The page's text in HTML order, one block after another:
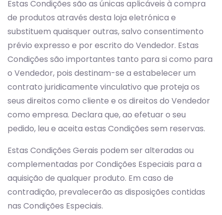
Estas Condições são as únicas aplicáveis à compra
de produtos através desta loja eletrónica e
substituem quaisquer outras, salvo consentimento
prévio expresso e por escrito do Vendedor. Estas
Condições são importantes tanto para si como para
o Vendedor, pois destinam-se a estabelecer um
contrato juridicamente vinculativo que proteja os
seus direitos como cliente e os direitos do Vendedor
como empresa. Declara que, ao efetuar o seu
pedido, leu e aceita estas Condições sem reservas.
Estas Condições Gerais podem ser alteradas ou
complementadas por Condições Especiais para a
aquisição de qualquer produto. Em caso de
contradição, prevalecerão as disposições contidas
nas Condições Especiais.